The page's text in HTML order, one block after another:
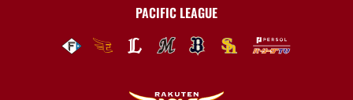
PACIFIC LEAGUE